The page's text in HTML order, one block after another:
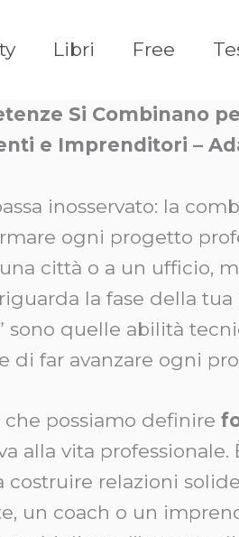
Libri Free
Si Combinano
e Imprenditori –
inosservato: la
ogni progetto
città o a un ufficio,
la fase della
quelle abilità
far avanzare ogni
possiamo definire
alla vita
relazioni
un coach o un